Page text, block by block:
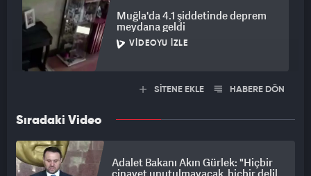
Muğla'da 4.1 şiddetinde deprem
meydana geldi
VIDEOYU İZLE
SİTENE EKLE HABERE DÖN
Sıradaki Video
Adalet Bakanı Akın Gürlek: "Hiçbir